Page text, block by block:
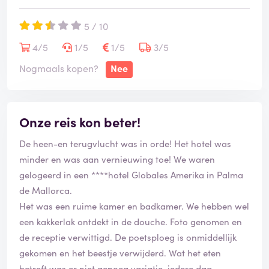
Het verschil tussen wat wij betaalden en het bedrag
dat de anderen betaalden bedraagt dus € 742 per
boeking voor 2 personen.
Het substantiële prijsverschil (wij betaalden ruim 20%
verleende 'Aanbiedingskorting', die in ons geval
aanzienlijk lager uitvalt.
Over een klein prijsverschil hoor je ons niet klagen,
maar zo een enorm verschil is te gek.
Bij onze 'klacht' bij TUI met het verzoek om uitleg,
hebben wij, naast onze boekingsgegevens, ook een
tweetal facturen van medereizigers meegezonden.
5 / 10
4/5
1/5 1/5
3/5
Nogmaals kopen?
Nee
Onze reis kon beter!
De heen-en terugvlucht was in orde! Het hotel was
minder en was aan vernieuwing toe! We waren
gelogeerd in een ****hotel Globales Amerika in Palma
de Mallorca.
Het was een ruime kamer en badkamer. We hebben wel
een kakkerlak ontdekt in de douche. Foto genomen en
de receptie verwittigd. De poetsploeg is onmiddellijk
gekomen en het beestje verwijderd. Wat het eten